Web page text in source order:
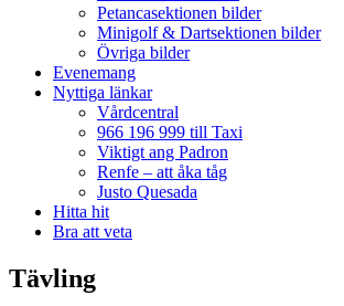
Petancasektionen bilder
Minigolf & Dartsektionen bilder
Övriga bilder
Evenemang
Nyttiga länkar
Vårdcentral
966 196 999 till Taxi
Viktigt ang Padron
Renfe – att åka tåg
Justo Quesada
Hitta hit
Bra att veta
Tävling